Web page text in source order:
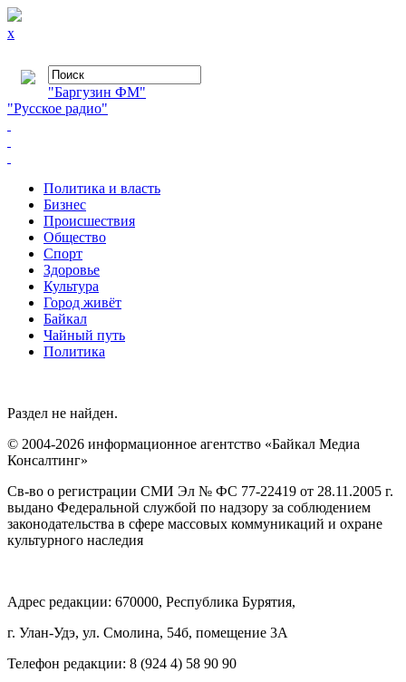
x
"Баргузин ФМ"
"Русское радио"
Политика и власть
Бизнес
Происшествия
Общество
Cпорт
Здоровье
Культура
Город живёт
Байкал
Чайный путь
Политика
Раздел не найден.
© 2004-2026 информационное агентство «Байкал Медиа
Консалтинг»
Св-во о регистрации СМИ Эл № ФС 77-22419 от 28.11.2005 г.
выдано Федеральной службой по надзору за соблюдением
законодательства в сфере массовых коммуникаций и охране
культурного наследия
Адрес редакции: 670000, Республика Бурятия,
г. Улан-Удэ, ул. Смолина, 54б, помещение 3А
Телефон редакции: ‎‎8 (924 4) 58 90 90